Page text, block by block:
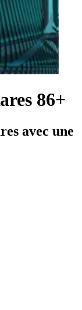
86+
avec une